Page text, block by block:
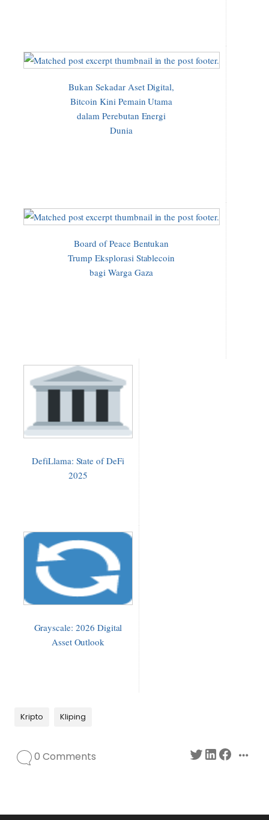
Bukan Sekadar Aset Digital,
Bitcoin Kini Pemain Utama
dalam Perebutan Energi
Dunia
Board of Peace Bentukan
Trump Eksplorasi Stablecoin
bagi Warga Gaza
DefiLlama: State of DeFi
2025
Grayscale: 2026 Digital
Asset Outlook
Kripto Kliping
0 Comments